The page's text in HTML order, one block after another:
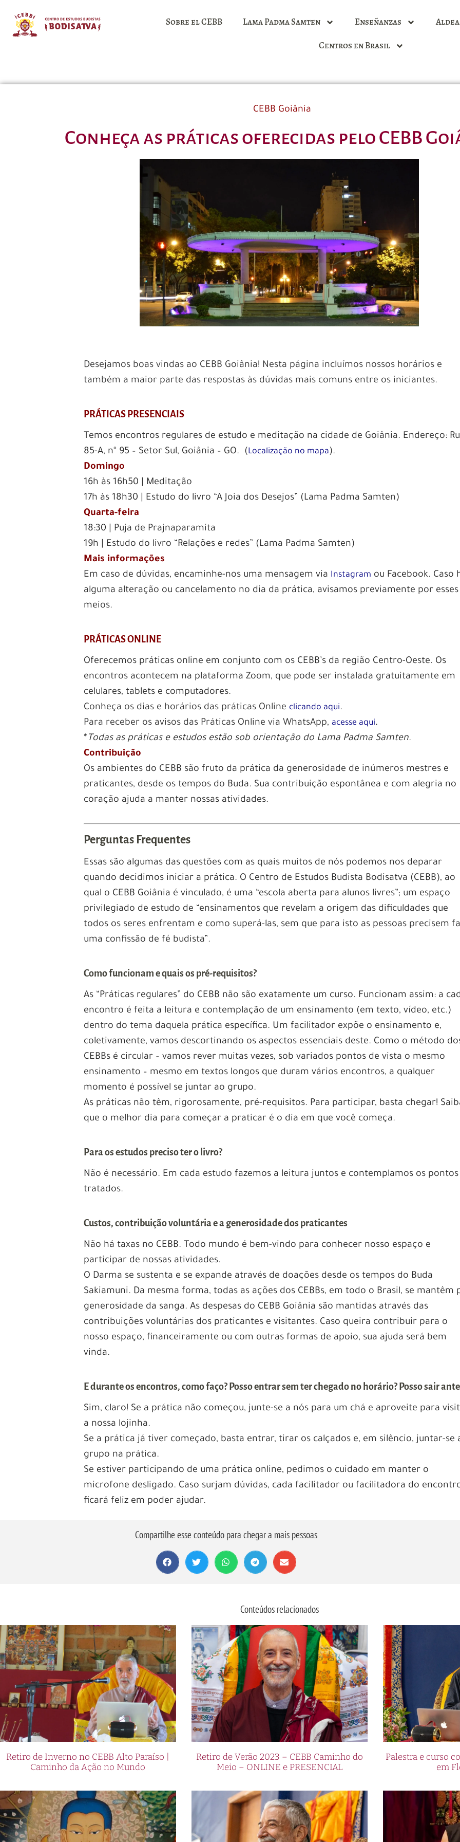
Sobre el CEBB Lama Padma Samten Enseñanzas
Centros en Brasil
CEBB Goiânia
Conheça as práticas oferecidas pelo CEBB
Desejamos boas vindas ao CEBB Goiânia! Nesta página incluímos nossos horários e
também a maior parte das respostas às dúvidas mais comuns entre os iniciantes.
PRÁTICAS PRESENCIAIS
Temos encontros regulares de estudo e meditação na cidade de Goiânia. Endereço:
85-A, nº 95 – Setor Sul, Goiânia – GO. (Localização no mapa).
Domingo
16h às 16h50 | Meditação
17h às 18h30 | Estudo do livro “A Joia dos Desejos” (Lama Padma Samten)
Quarta-feira
18:30 | Puja de Prajnaparamita
19h | Estudo do livro “Relações e redes” (Lama Padma Samten)
Mais informações
Em caso de dúvidas, encaminhe-nos uma mensagem via Instagram ou Facebook. Caso
alguma alteração ou cancelamento no dia da prática, avisamos previamente por esses
meios.
PRÁTICAS ONLINE
Oferecemos práticas online em conjunto com os CEBB’s da região Centro-Oeste. Os
encontros acontecem na plataforma Zoom, que pode ser instalada gratuitamente em
celulares, tablets e computadores.
Conheça os dias e horários das práticas Onlineclicando aqui.
Para receber os avisos das Práticas Online via WhatsApp, acesse aqui.
* Todas as práticas e estudos estão sob orientação do Lama Padma Samten.
Contribuição
Os ambientes do CEBB são fruto da prática da generosidade de inúmeros mestres e
praticantes, desde os tempos do Buda. Sua contribuição espontânea e com alegria no
coração ajuda a manter nossas atividades.
Perguntas Frequentes
Essas são algumas das questões com as quais muitos de nós podemos nos deparar
quando decidimos iniciar a prática. O Centro de Estudos Budista Bodisatva (CEBB), ao
qual o CEBB Goiânia é vinculado, é uma “escola aberta para alunos livres”; um espaço
privilegiado de estudo de “ensinamentos que revelam a origem das dificuldades que
todos os seres enfrentam e como superá-las, sem que para isto as pessoas precisem
uma confissão de fé budista”.
Como funcionam e quais os pré-requisitos?
As “Práticas regulares” do CEBB não são exatamente um curso. Funcionam assim: a
encontro é feita a leitura e contemplação de um ensinamento (em texto, vídeo, etc.)
dentro do tema daquela prática específica. Um facilitador expõe o ensinamento e,
coletivamente, vamos descortinando os aspectos essenciais deste. Como o método
CEBBs é circular – vamos rever muitas vezes, sob variados pontos de vista o mesmo
ensinamento – mesmo em textos longos que duram vários encontros, a qualquer
momento é possível se juntar ao grupo.
As práticas não têm, rigorosamente, pré-requisitos. Para participar, basta chegar!
que o melhor dia para começar a praticar é o dia em que você começa.
Para os estudos preciso ter o livro?
Não é necessário. Em cada estudo fazemos a leitura juntos e contemplamos os pontos
tratados.
Custos, contribuição voluntária e a generosidade dos praticantes
Não há taxas no CEBB. Todo mundo é bem-vindo para conhecer nosso espaço e
participar de nossas atividades.
O Darma se sustenta e se expande através de doações desde os tempos do Buda
Sakiamuni. Da mesma forma, todas as ações dos CEBBs, em todo o Brasil, se mantêm
generosidade da sanga. As despesas do CEBB Goiânia são mantidas através das
contribuições voluntárias dos praticantes e visitantes. Caso queira contribuir para o
nosso espaço, financeiramente ou com outras formas de apoio, sua ajuda será bem
vinda.
E durante os encontros, como faço? Posso entrar sem ter chegado no horário? Posso sair
Sim, claro! Se a prática não começou, junte-se a nós para um chá e aproveite para
a nossa lojinha.
Se a prática já tiver começado, basta entrar, tirar os calçados e, em silêncio, juntar-se
grupo na prática.
Se estiver participando de uma prática online, pedimos o cuidado em manter o
microfone desligado. Caso surjam dúvidas, cada facilitador ou facilitadora do
ficará feliz em poder ajudar.
Compartilhe esse conteúdo para chegar a mais pessoas
Conteúdos relacionados
Retiro de Inverno no CEBB Alto Paraíso |
Caminho da Ação no Mundo
Retiro de Verão 2023 – CEBB Caminho do
Meio – ONLINE e PRESENCIAL
Palestra e curso
em